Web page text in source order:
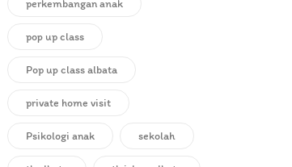
perkembangan anak
pop up class
Pop up class albata
private home visit
Psikologi anak sekolah